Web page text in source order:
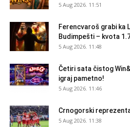
5 Aug 2026. 11:51
Ferencvaroš grabi ka
Budimpešti – kvota
5 Aug 2026. 11:48
Četiri sata čistog
igraj pametno!
5 Aug 2026. 11:46
Crnogorski
5 Aug 2026. 11:38